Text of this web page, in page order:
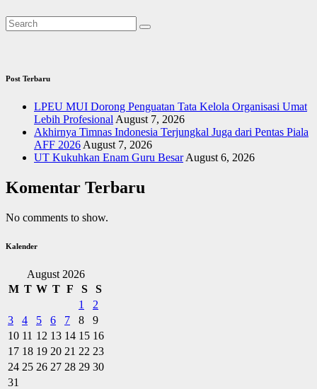
Post Terbaru
LPEU MUI Dorong Penguatan Tata Kelola Organisasi Umat
Lebih Profesional August 7, 2026
Akhirnya Timnas Indonesia Terjungkal Juga dari Pentas Piala
AFF 2026 August 7, 2026
UT Kukuhkan Enam Guru Besar August 6, 2026
Komentar Terbaru
No comments to show.
Kalender
August 2026
M T W T F S
S
1
2
3
4 5 6 7 8
9
10 11 12 13 14 15 16
17 18 19 20 21 22 23
24 25 26 27 28 29 30
31